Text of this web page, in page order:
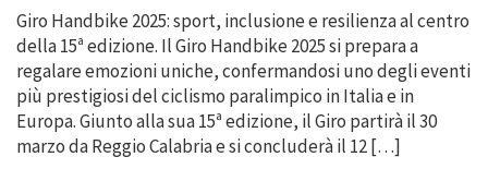
Giro Handbike 2025: sport, inclusione e resilienza al centro
della 15ª edizione. Il Giro Handbike 2025 si prepara a
regalare emozioni uniche, confermandosi uno degli eventi
più prestigiosi del ciclismo paralimpico in Italia e in
Europa. Giunto alla sua 15ª edizione, il Giro partirà il 30
marzo da Reggio Calabria e si concluderà il 12 […]